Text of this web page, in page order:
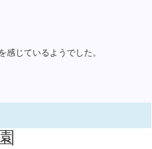
感じているようでした。